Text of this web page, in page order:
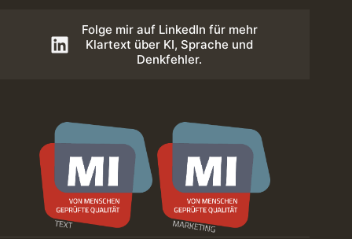
Folge mir auf LinkedIn für mehr
Klartext über KI, Sprache und
Denkfehler.